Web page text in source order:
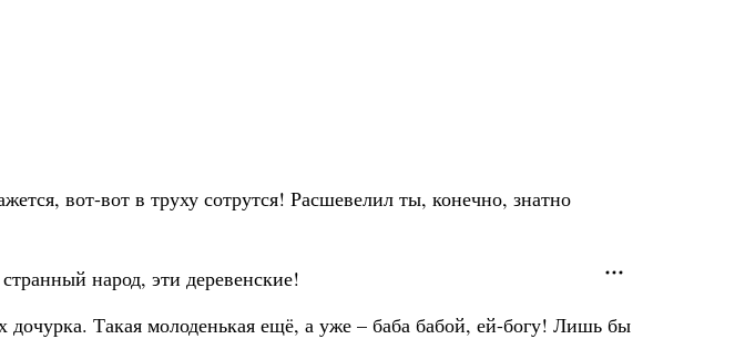
вот-вот в труху сотрутся! Расшевелил ты, конечно, знатно
народ, эти деревенские!
Такая молоденькая ещё, а уже – баба бабой, ей-богу! Лишь бы